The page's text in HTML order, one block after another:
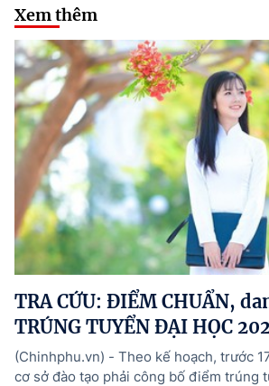
Xem thêm
TRA CỨU: ĐIỂM CHUẨN,
TRÚNG TUYỂN ĐẠI HỌC
(Chinhphu.vn) - Theo kế hoạch, trước
cơ sở đào tạo phải công bố điểm trúng